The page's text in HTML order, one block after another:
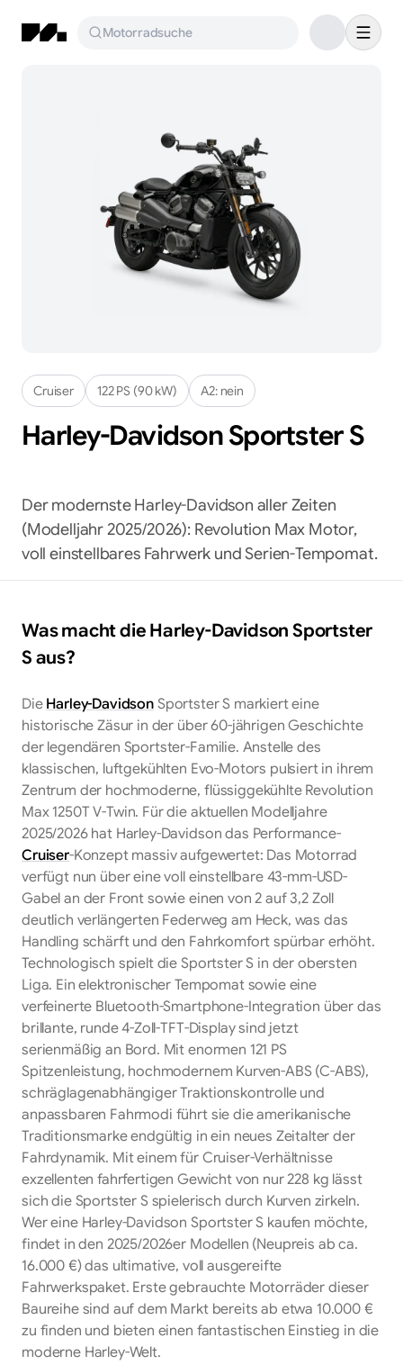
Motorradsuche
Cruiser 122 PS (90 kW) A2:nein
Harley-DavidsonSportster S
Der modernste Harley-Davidson aller Zeiten
(Modelljahr 2025/2026): Revolution Max Motor,
voll einstellbares Fahrwerk und Serien-Tempomat.
Was macht dieHarley-DavidsonSportster
Saus?
DieHarley-DavidsonSportster S markiert eine
historische Zäsur in der über 60-jährigen Geschichte
der legendären Sportster-Familie. Anstelle des
klassischen, luftgekühlten Evo-Motors pulsiert in ihrem
Zentrum der hochmoderne, flüssiggekühlte Revolution
Max 1250T V-Twin. Für die aktuellen Modelljahre
2025/2026 hat Harley-Davidson das Performance-
Cruiser-Konzept massiv aufgewertet: Das Motorrad
verfügt nun über eine voll einstellbare 43-mm-USD-
Gabel an der Front sowie einen von 2 auf 3,2 Zoll
deutlich verlängerten Federweg am Heck, was das
Handling schärft und den Fahrkomfort spürbar erhöht.
Technologisch spielt die Sportster S in der obersten
Liga. Ein elektronischer Tempomat sowie eine
verfeinerte Bluetooth-Smartphone-Integration über das
brillante, runde 4-Zoll-TFT-Display sind jetzt
serienmäßig an Bord. Mit enormen 121 PS
Spitzenleistung, hochmodernem Kurven-ABS (C-ABS),
schräglagenabhängiger Traktionskontrolle und
anpassbaren Fahrmodi führt sie die amerikanische
Traditionsmarke endgültig in ein neues Zeitalter der
Fahrdynamik. Mit einem für Cruiser-Verhältnisse
exzellenten fahrfertigen Gewicht von nur 228 kg lässt
sich die Sportster S spielerisch durch Kurven zirkeln.
Wer eine Harley-Davidson Sportster S kaufen möchte,
findet in den 2025/2026er Modellen (Neupreis ab ca.
16.000 €) das ultimative, voll ausgereifte
Fahrwerkspaket. Erste gebrauchte Motorräder dieser
Baureihe sind auf dem Markt bereits ab etwa 10.000 €
zu finden und bieten einen fantastischen Einstieg in die
moderne Harley-Welt.